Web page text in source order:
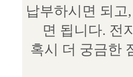
납부하시면 되고
면 됩니다. 전
혹시 더 궁금한